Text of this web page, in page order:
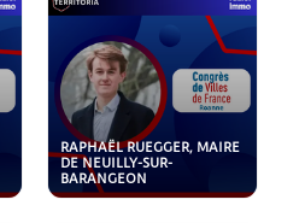
RAPHAËL RUEGGER, MAIRE
DE NEUILLY-SUR-
BARANGEON